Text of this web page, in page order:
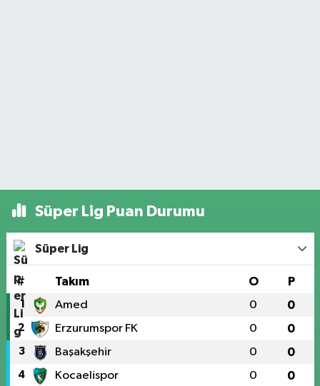
Süper Lig Puan Durumu
Süper Lig
# Takım O P
1 Amed 0 0
2 Erzurumspor FK 0 0
3 Başakşehir 0 0
4 Kocaelispor 0 0